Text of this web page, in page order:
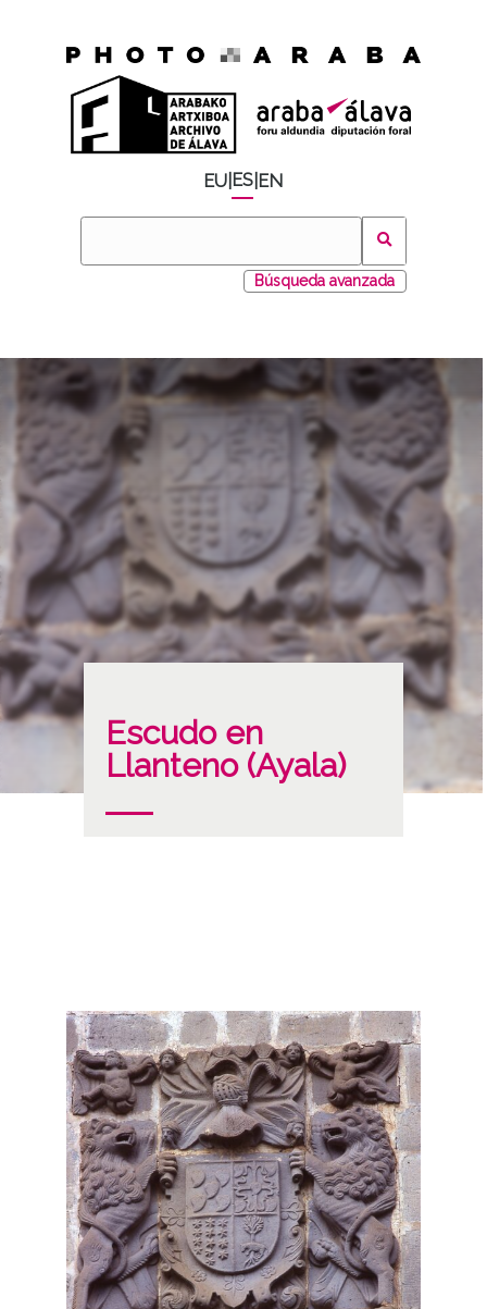
EU ES EN
Búsqueda avanzada
Escudo en
Llanteno (Ayala)